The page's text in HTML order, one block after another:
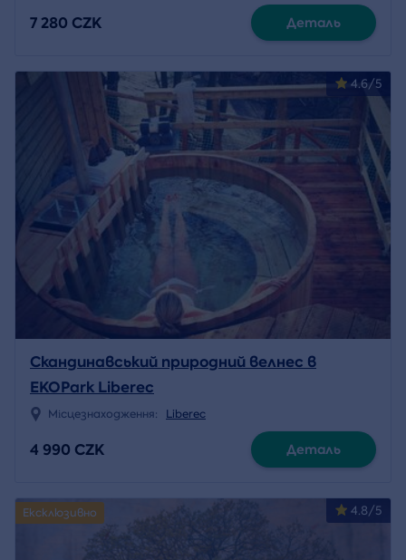
7 280 CZK Деталь
4.6/5
Скандинавський природний велнес в
EKOPark Liberec
Місцезнаходження: Liberec
4 990 CZK Деталь
4.8/5
Ексклюзивно